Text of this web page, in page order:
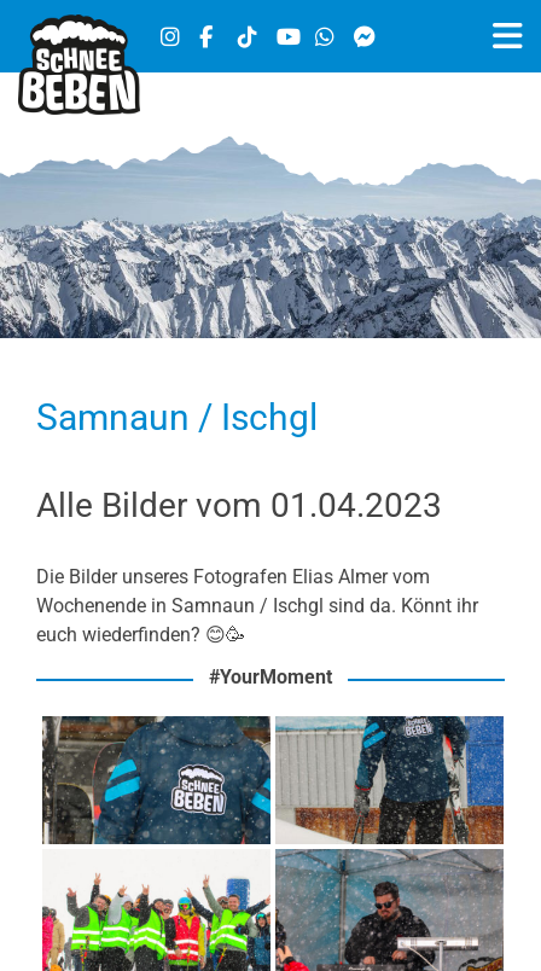
Samnaun / Ischgl
Alle Bilder vom 01.04.2023
Die Bilder unseres Fotografen Elias Almer vom
Wochenende in Samnaun / Ischgl sind da. Könnt ihr
euch wiederfinden? 😊🥳
#YourMoment